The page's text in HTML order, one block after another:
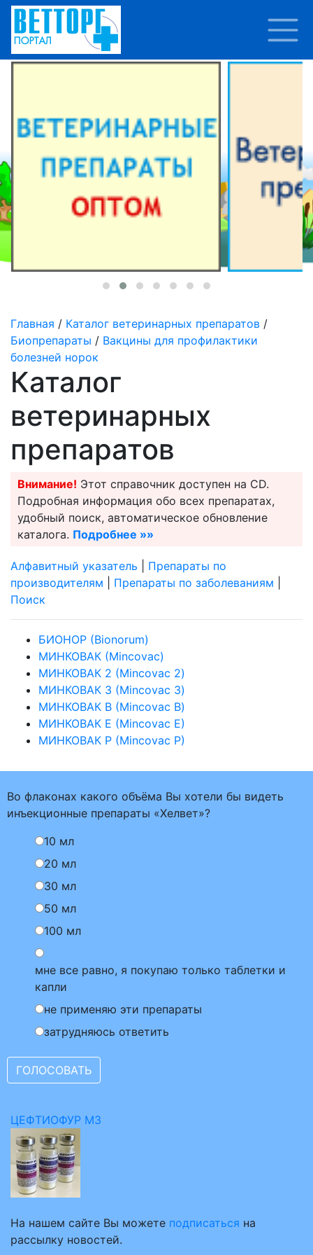
Главная / Каталог ветеринарных препаратов /
Биопрепараты / Вакцины для профилактики
болезней норок
Каталог
ветеринарных
препаратов
Внимание! Этот справочник доступен на CD.
Подробная информация обо всех препаратах,
удобный поиск, автоматическое обновление
каталога. Подробнее »»
Алфавитный указатель
Препараты по
производителям
Препараты по заболеваниям
Поиск
БИОНОР (Bionorum)
МИНКОВАК (Mincovac)
МИНКОВАК 2 (Mincovac 2)
МИНКОВАК 3 (Mincovac 3)
МИНКОВАК В (Mincovac B)
МИНКОВАК Е (Mincovac Е)
МИНКОВАК Р (Mincovac Р)
Во флаконах какого объёма Вы хотели бы видеть
инъекционные препараты «Хелвет»?
10 мл
20 мл
30 мл
50 мл
100 мл
мне все равно, я покупаю только таблетки и
капли
не применяю эти препараты
затрудняюсь ответить
ЦЕФТИОФУР МЗ
На нашем сайте Вы можете подписаться на
рассылку новостей.